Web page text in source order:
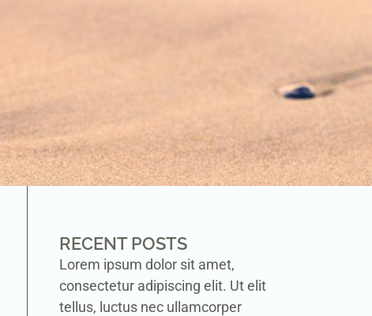
RECENT POSTS
Lorem ipsum dolor sit amet,
consectetur adipiscing elit. Ut elit
tellus, luctus nec ullamcorper